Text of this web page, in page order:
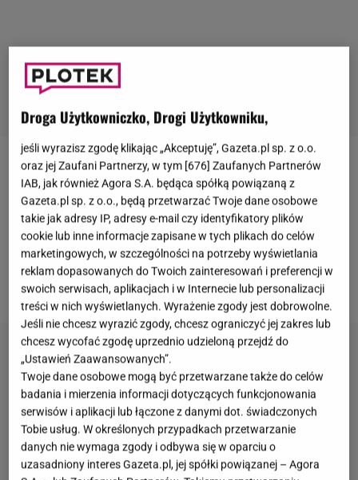
Sarah Bro (25 l.), duńska pływaczka i uczestniczka
igrzysk olimpijskich w 2016 w Rio de Janeiro,
spotykała się zZackiem Efronem(33 l.) w 2019 roku.
Choć Bro nie wymieniła nazwiska Efrona, to
wspomniała o "niszczącej relacji" z gwiazdą
Hollywood.
Droga Użytkowniczko, Drogi Użytkowniku,
jeśli wyrazisz zgodę klikając „Akceptuję”, Gazeta.pl sp. z o.o.
oraz jej Zaufani Partnerzy, w tym [676] Zaufanych Partnerów
IAB, jak również Agora S.A. będąca spółką powiązaną z
Gazeta.pl sp. z o.o., będą przetwarzać Twoje dane osobowe
takie jak adresy IP, adresy e-mail czy identyfikatory plików
cookie lub inne informacje zapisane w tych plikach do celów
marketingowych, w szczególności na potrzeby wyświetlania
reklam dopasowanych do Twoich zainteresowań i preferencji w
swoich serwisach, aplikacjach i w Internecie lub personalizacji
treści w nich wyświetlanych. Wyrażenie zgody jest dobrowolne.
Jeśli nie chcesz wyrazić zgody, chcesz ograniczyć jej zakres lub
chcesz wycofać zgodę uprzednio udzieloną przejdź do
„Ustawień Zaawansowanych”.
Twoje dane osobowe mogą być przetwarzane także do celów
badania i mierzenia informacji dotyczących funkcjonowania
serwisów i aplikacji lub łączone z danymi dot. świadczonych
Tobie usług. W określonych przypadkach przetwarzanie
danych nie wymaga zgody i odbywa się w oparciu o
uzasadniony interes Gazeta.pl, jej spółki powiązanej – Agora